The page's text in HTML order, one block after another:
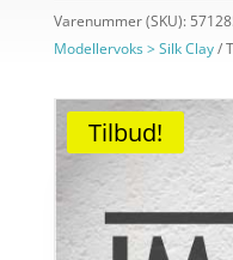
Varenummer (SKU):
Modellervoks > Silk Clay
Tilbud!